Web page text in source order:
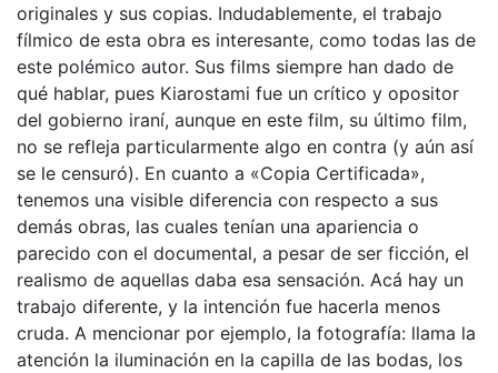
originales y sus copias. Indudablemente, el trabajo
fílmico de esta obra es interesante, como todas las de
este polémico autor. Sus films siempre han dado de
qué hablar, pues Kiarostami fue un crítico y opositor
del gobierno iraní, aunque en este film, su último film,
no se refleja particularmente algo en contra (y aún así
se le censuró). En cuanto a «Copia Certificada»,
tenemos una visible diferencia con respecto a sus
demás obras, las cuales tenían una apariencia o
parecido con el documental, a pesar de ser ficción, el
realismo de aquellas daba esa sensación. Acá hay un
trabajo diferente, y la intención fue hacerla menos
cruda. A mencionar por ejemplo, la fotografía: llama la
atención la iluminación en la capilla de las bodas, los